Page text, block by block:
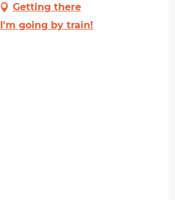
Getting there
I'm going by train!